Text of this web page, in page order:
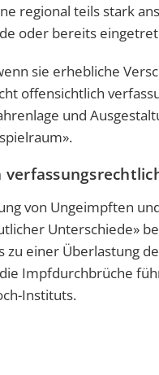
regional teils stark
oder bereits
sie erhebliche
offensichtlich
und
von Ungeimpften
Unterschiede»
einer Überlastung
Impfdurchbrüche
Instituts.